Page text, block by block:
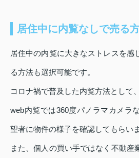
居住中に内覧なしで売る
居住中の内覧に大きなストレスを感
る方法も選択可能です。
コロナ禍で普及した内覧方法として
web内覧では360度パノラマカメラ
望者に物件の様子を確認してもらいま
また、個人の買い手ではなく不動産